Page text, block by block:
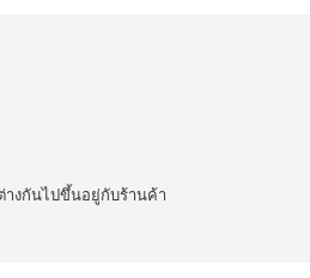
งกันไปขึ้นอยู่กับร้านค้า